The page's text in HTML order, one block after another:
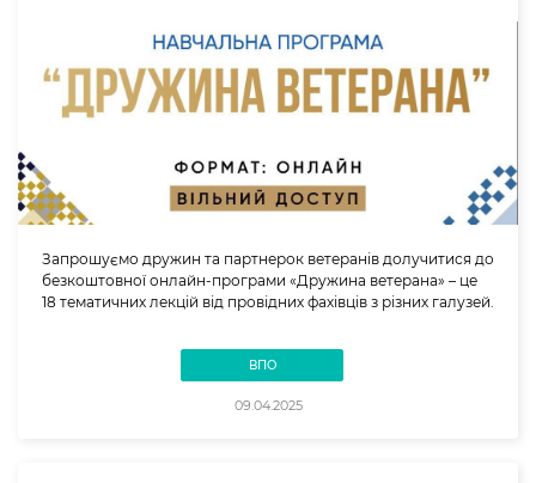
Запрошуємо дружин та партнерок ветеранів долучитися до
безкоштовної онлайн-програми «Дружина ветерана» – це
18 тематичних лекцій від провідних фахівців з різних галузей.
ВПО
09.04.2025